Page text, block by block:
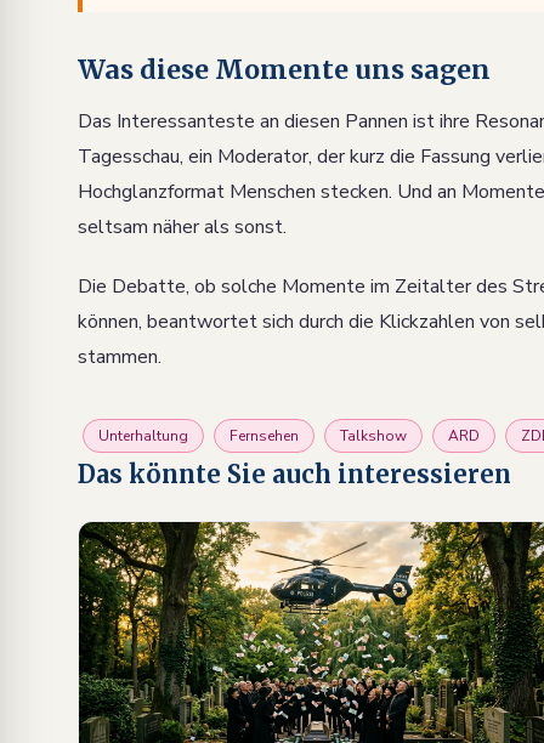
Was diese Momente uns sagen
Das Interessanteste an diesen Pannen ist ihre
Tagesschau, ein Moderator, der kurz die Fassung
Hochglanzformat Menschen stecken. Und an
seltsam näher als sonst.
Die Debatte, ob solche Momente im Zeitalter des
können, beantwortet sich durch die Klickzahlen von
stammen.
Unterhaltung Fernsehen Talkshow ARD
Das könnte Sie auch interessieren